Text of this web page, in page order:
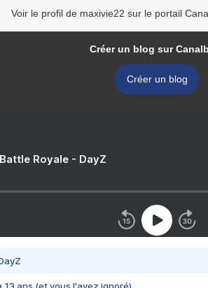
Voir le profil de maxivie22 sur le portail
Créer un blog sur
Créer un blog
Royale - DayZ